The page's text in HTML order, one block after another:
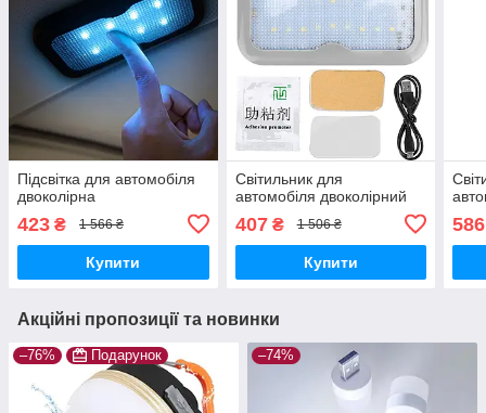
Підсвітка для автомобіля
двоколірна
423 ₴ 1 566 ₴
Купити
Світильник для
автомобіля двоколірний
407₴ 1 506 ₴
Купити
586
Акційні пропозиції та новинки
–76% Подарунок –74%